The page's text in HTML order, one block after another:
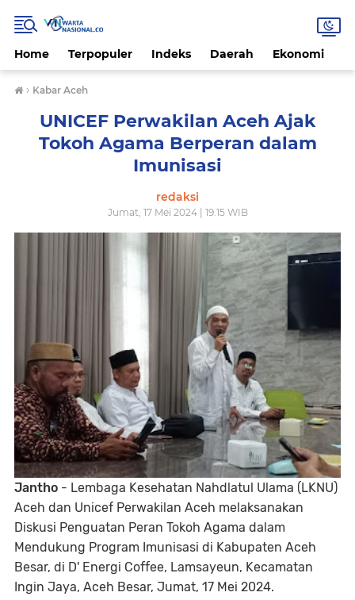
Home Terpopuler Indeks Daerah Ekonomi
› Kabar Aceh
UNICEF Perwakilan Aceh Ajak
Tokoh Agama Berperan dalam
Imunisasi
redaksi
Jumat, 17 Mei 2024 | 19.15 WIB
Jantho - Lembaga Kesehatan Nahdlatul Ulama (LKNU)
Aceh dan Unicef Perwakilan Aceh melaksanakan
Diskusi Penguatan Peran Tokoh Agama dalam
Mendukung Program Imunisasi di Kabupaten Aceh
Besar, di D' Energi Coffee, Lamsayeun, Kecamatan
Ingin Jaya, Aceh Besar, Jumat, 17 Mei 2024.